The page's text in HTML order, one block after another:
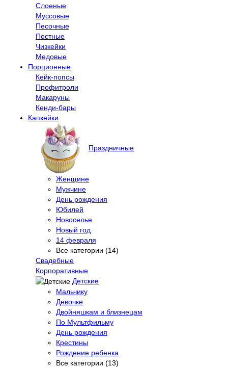
Слоеные
Муссовые
Песочные
Постные
Чизкейки
Медовые
Порционные
Кейк-попсы
Профитроли
Макаруны
Кенди-бары
Капкейки
Праздничные
Женщине
Мужчине
День рождения
Юбилей
Новоселье
Новый год
14 февраля
Все категории (14)
Свадебные
Корпоративные
Детские
Мальчику
Девочке
Двойняшкам и близнецам
По Мультфильму
День рождения
Крестины
Рождение ребенка
Все категории (13)